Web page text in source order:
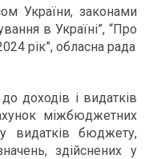
України, законами
в Україні”, “Про
рік”, обласна рада
доходів і видатків
міжбюджетних
видатків бюджету,
здійснених у